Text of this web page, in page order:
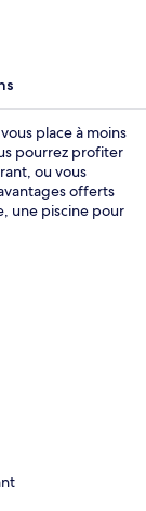
place à moins
pourrez profiter
ou vous
offerts
une piscine pour